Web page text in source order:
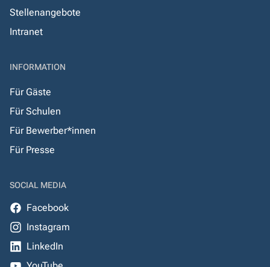
Stellenangebote
Intranet
INFORMATION
Für Gäste
Für Schulen
Für Bewerber*innen
Für Presse
SOCIAL MEDIA
Facebook
Instagram
LinkedIn